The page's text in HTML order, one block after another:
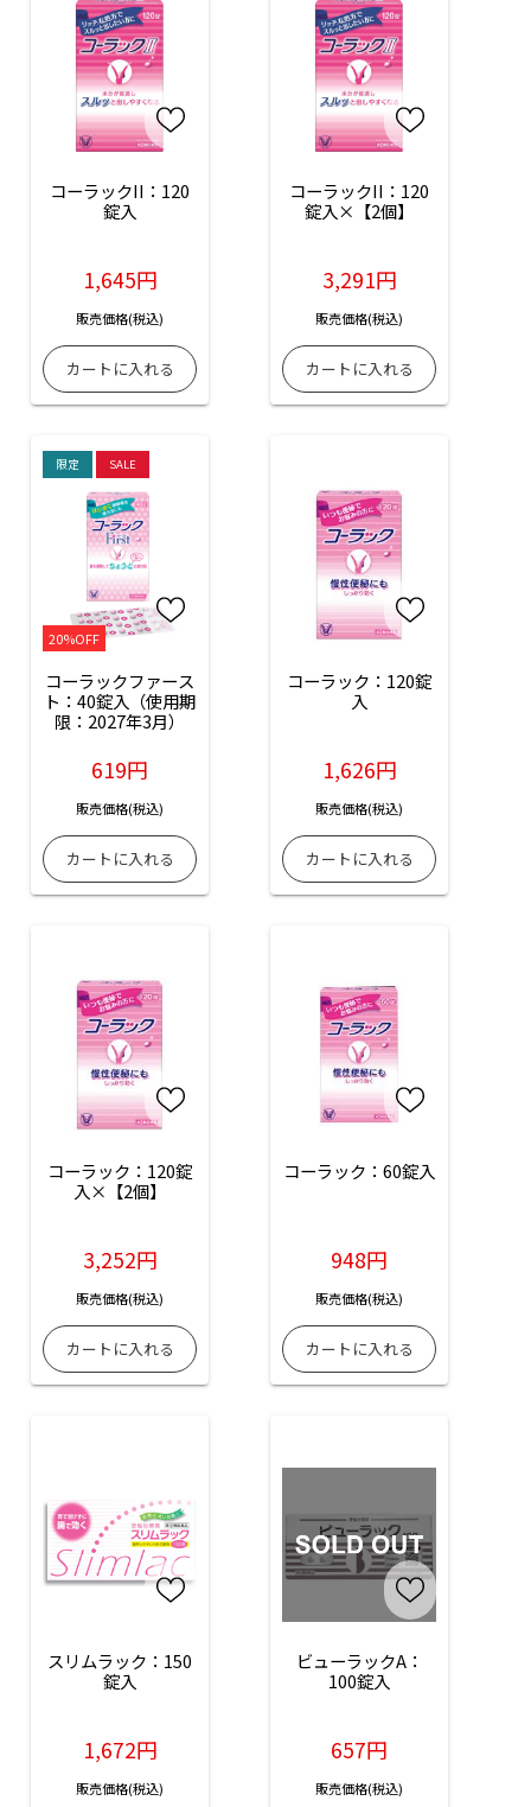
コーラックII：120
錠入
1,645円
販売価格(税込)
コーラックII：120
錠入×【2個】
3,291円
販売価格(税込)
限定 SALE
20%OFF
コーラックファース
ト：40錠入（使用期
限：2027年3月）
619円
販売価格(税込)
コーラック：120錠
入
1,626円
販売価格(税込)
コーラック：120錠
入×【2個】
3,252円
販売価格(税込)
コーラック：60錠入
948円
販売価格(税込)
スリムラック：150
錠入
1,672円
販売価格(税込)
ビューラックA：
100錠入
657円
販売価格(税込)